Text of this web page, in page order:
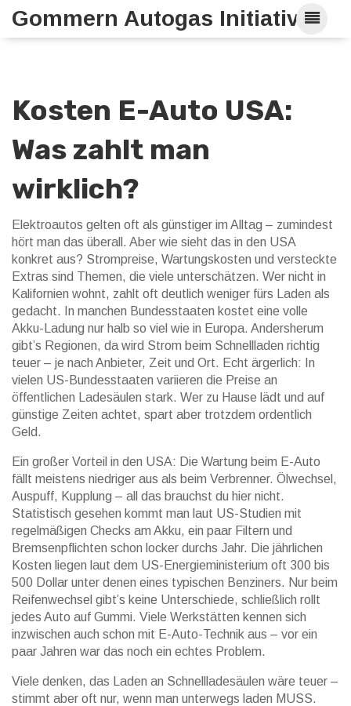
Gommern Autogas Initiative
Kosten E-Auto USA:
Was zahlt man
wirklich?
Elektroautos gelten oft als günstiger im Alltag – zumindest
hört man das überall. Aber wie sieht das in den USA
konkret aus? Strompreise, Wartungskosten und versteckte
Extras sind Themen, die viele unterschätzen. Wer nicht in
Kalifornien wohnt, zahlt oft deutlich weniger fürs Laden als
gedacht. In manchen Bundesstaaten kostet eine volle
Akku-Ladung nur halb so viel wie in Europa. Andersherum
gibt’s Regionen, da wird Strom beim Schnellladen richtig
teuer – je nach Anbieter, Zeit und Ort. Echt ärgerlich: In
vielen US-Bundesstaaten variieren die Preise an
öffentlichen Ladesäulen stark. Wer zu Hause lädt und auf
günstige Zeiten achtet, spart aber trotzdem ordentlich
Geld.
Ein großer Vorteil in den USA: Die Wartung beim E-Auto
fällt meistens niedriger aus als beim Verbrenner. Ölwechsel,
Auspuff, Kupplung – all das brauchst du hier nicht.
Statistisch gesehen kommt man laut US-Studien mit
regelmäßigen Checks am Akku, ein paar Filtern und
Bremsenpflichten schon locker durchs Jahr. Die jährlichen
Kosten liegen laut dem US-Energieministerium oft 300 bis
500 Dollar unter denen eines typischen Benziners. Nur beim
Reifenwechsel gibt’s keine Unterschiede, schließlich rollt
jedes Auto auf Gummi. Viele Werkstätten kennen sich
inzwischen auch schon mit E-Auto-Technik aus – vor ein
paar Jahren war das noch ein echtes Problem.
Viele denken, das Laden an Schnellladesäulen wäre teuer –
stimmt aber oft nur, wenn man unterwegs laden MUSS.